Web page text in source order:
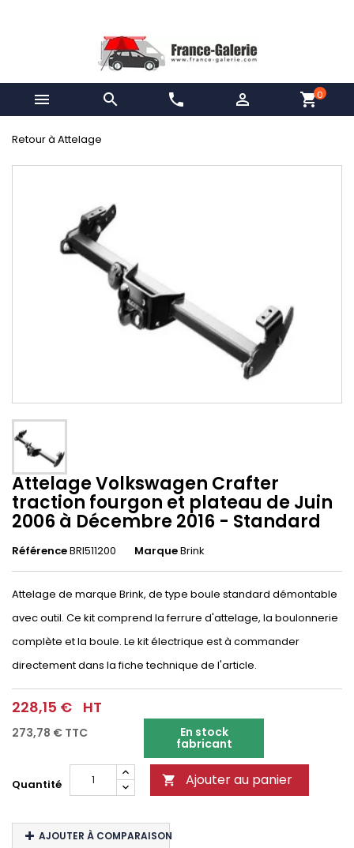
  phone  shopping_cart0
Retour à Attelage
Attelage Volkswagen Crafter
traction fourgon et plateau de Juin
2006 à Décembre 2016 - Standard
RéférenceBRI511200 MarqueBrink
Attelage de marque Brink, de type boule standard démontable
avec outil. Ce kit comprend la ferrure d'attelage, la boulonnerie
complète et la boule. Le kit électrique est à commander
directement dans la fiche technique de l'article.
228,15 € HT
273,78 € TTC En stock
fabricant
Quantité  Ajouter au panier
AJOUTER À COMPARAISON